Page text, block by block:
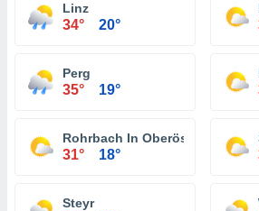
Linz
34° 20°
Perg
35° 19°
Rohrbach In Oberösterreich
31° 18°
Steyr